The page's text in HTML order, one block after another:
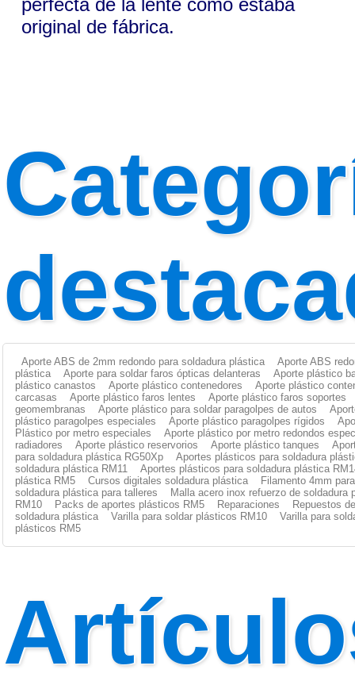
perfecta de la lente como estaba
original de fábrica.
Aporte ABS de 2mm redondo para soldadura plástica
Aporte ABS
plástica
Aporte para soldar faros ópticas delanteras
Aporte plástico
plástico canastos
Aporte plástico contenedores
Aporte plástico
carcasas
Aporte plástico faros lentes
Aporte plástico faros soportes
geomembranas
Aporte plástico para soldar paragolpes de autos
plástico paragolpes especiales
Aporte plástico paragolpes rígidos
Plástico por metro especiales
Aporte plástico por metro redondos
radiadores
Aporte plástico reservorios Aporte plástico tanques
para soldadura plástica RG50Xp
Aportes plásticos para soldadura
soldadura plástica RM11
Aportes plásticos para soldadura plástica
plástica RM5
Cursos digitales soldadura plástica
Filamento 4mm
soldadura plástica para talleres
Malla acero inox refuerzo de soldadura
RM10
Packs de aportes plásticos RM5 Reparaciones
Repuestos
soldadura plástica
Varilla para soldar plásticos RM10
Varilla para
plásticos RM5